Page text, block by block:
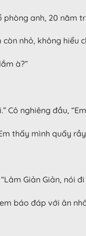
phòng anh, 20 năm
còn nhỏ, không hiểu
à?”
Cô nghiêng đầu,
thấy mình quấy
Giản Giản, nói
báo đáp với ân